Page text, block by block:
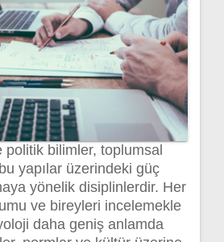
politik bilimler, toplumsal
yapılar üzerindeki güç
yönelik disiplinlerdir. Her
ve bireyleri incelemekle
daha geniş anlamda